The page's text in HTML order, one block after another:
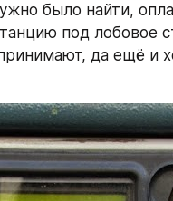
было найти,
под лобовое
да ещё и